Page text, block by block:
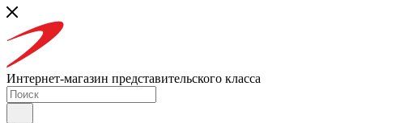
Интернет-магазин представительского класса